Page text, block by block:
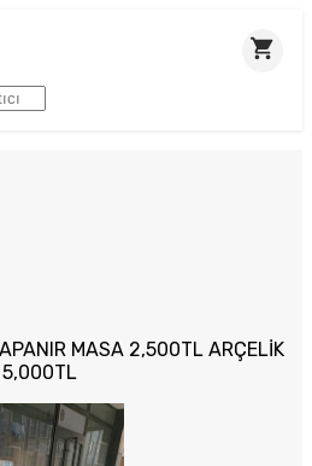
MASA 2,500TL ARÇELİK
5,000TL